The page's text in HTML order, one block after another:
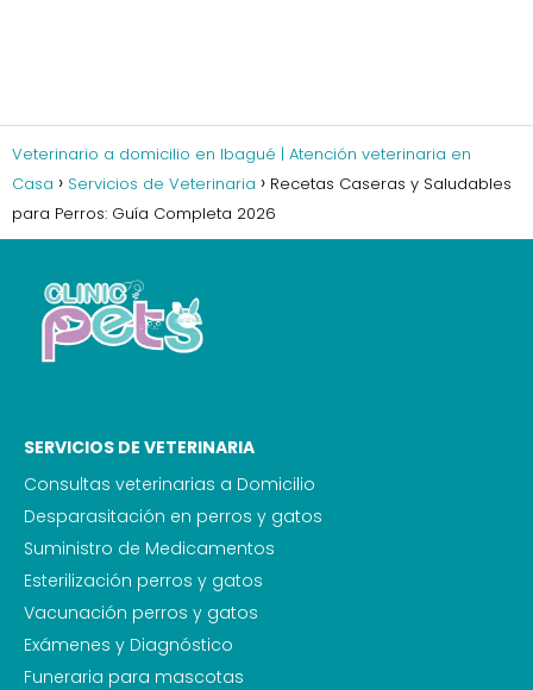
Veterinario a domicilio en Ibagué | Atención veterinaria en
Casa
Servicios de Veterinaria
Recetas Caseras y Saludables
para Perros: Guía Completa 2026
SERVICIOS DE VETERINARIA
Consultas veterinarias a Domicilio
Desparasitación en perros y gatos
Suministro de Medicamentos
Esterilización perros y gatos
Vacunación perros y gatos
Exámenes y Diagnóstico
Funeraria para mascotas